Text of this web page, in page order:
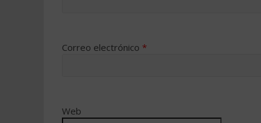
Correo electrónico *
Web